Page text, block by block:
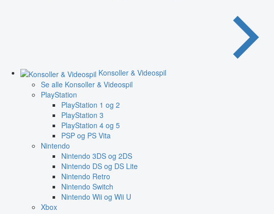
Konsoller & Videospil
Se alle Konsoller & Videospil
PlayStation
PlayStation 1 og 2
PlayStation 3
PlayStation 4 og 5
PSP og PS Vita
Nintendo
Nintendo 3DS og 2DS
Nintendo DS og DS Lite
Nintendo Retro
Nintendo Switch
Nintendo Wii og Wii U
Xbox